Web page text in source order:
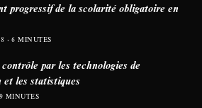
progressif de la scolarité obligatoire en
6 MINUTES
par les technologies de
et les statistiques
9 MINUTES